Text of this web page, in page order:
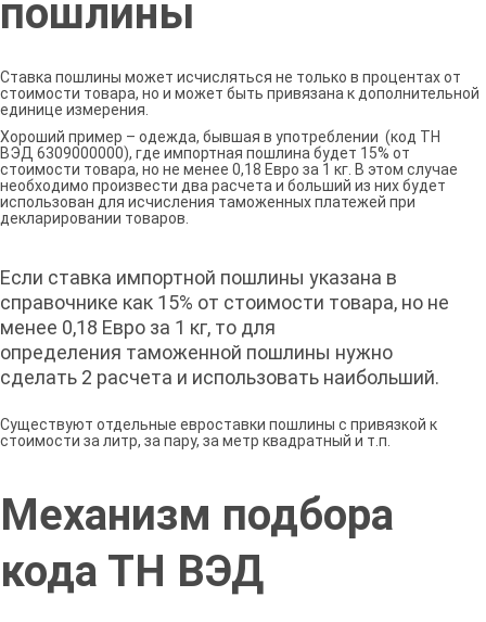
пошлины
Ставка пошлины может исчисляться не только в процентах от
стоимости товара, но и может быть привязана к дополнительной
единице измерения.
Хороший пример – одежда, бывшая в употреблении (код ТН
ВЭД 6309000000), где импортная пошлина будет 15% от
стоимости товара, но не менее 0,18 Евро за 1 кг. В этом случае
необходимо произвести два расчета и больший из них будет
использован для исчисления таможенных платежей при
декларировании товаров.
Если ставка импортной пошлины указана в
справочнике как 15% от стоимости товара, но не
менее 0,18 Евро за 1 кг, то для
определения таможенной пошлины нужно
сделать 2 расчета и использовать наибольший.
Существуют отдельные евроставки пошлины с привязкой к
стоимости за литр, за пару, за метр квадратный и т.п.
Механизм подбора
кода ТН ВЭД